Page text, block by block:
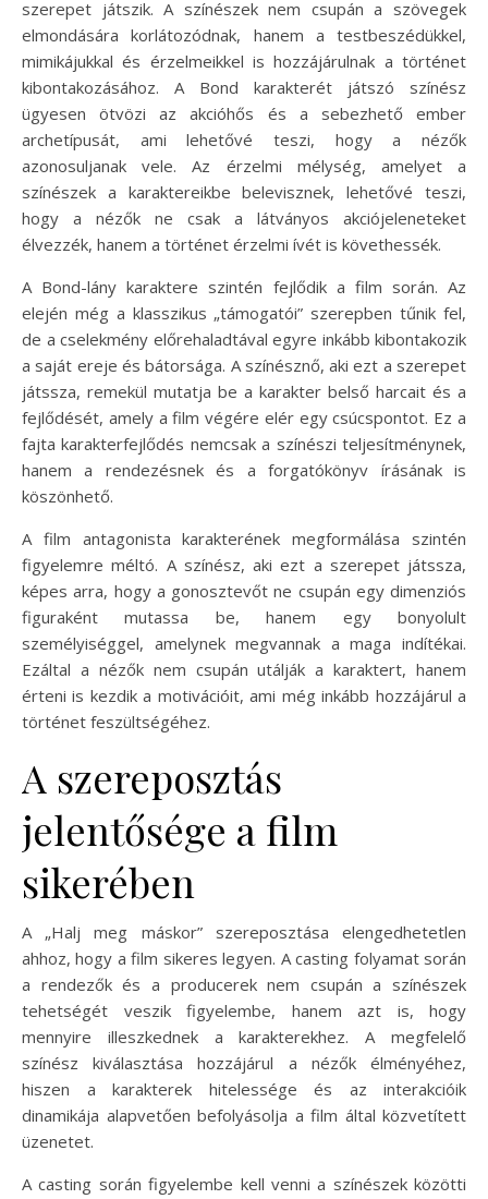
szerepet játszik. A színészek nem csupán a szövegek
elmondására korlátozódnak, hanem a testbeszédükkel,
mimikájukkal és érzelmeikkel is hozzájárulnak a történet
kibontakozásához. A Bond karakterét játszó színész
ügyesen ötvözi az akcióhős és a sebezhető ember
archetípusát, ami lehetővé teszi, hogy a nézők
azonosuljanak vele. Az érzelmi mélység, amelyet a
színészek a karaktereikbe belevisznek, lehetővé teszi,
hogy a nézők ne csak a látványos akciójeleneteket
élvezzék, hanem a történet érzelmi ívét is követhessék.
A Bond-lány karaktere szintén fejlődik a film során. Az
elején még a klasszikus „támogatói” szerepben tűnik fel,
de a cselekmény előrehaladtával egyre inkább kibontakozik
a saját ereje és bátorsága. A színésznő, aki ezt a szerepet
játssza, remekül mutatja be a karakter belső harcait és a
fejlődését, amely a film végére elér egy csúcspontot. Ez a
fajta karakterfejlődés nemcsak a színészi teljesítménynek,
hanem a rendezésnek és a forgatókönyv írásának is
köszönhető.
A film antagonista karakterének megformálása szintén
figyelemre méltó. A színész, aki ezt a szerepet játssza,
képes arra, hogy a gonosztevőt ne csupán egy dimenziós
figuraként mutassa be, hanem egy bonyolult
személyiséggel, amelynek megvannak a maga indítékai.
Ezáltal a nézők nem csupán utálják a karaktert, hanem
érteni is kezdik a motivációit, ami még inkább hozzájárul a
történet feszültségéhez.
A szereposztás
jelentősége a film
sikerében
A „Halj meg máskor” szereposztása elengedhetetlen
ahhoz, hogy a film sikeres legyen. A casting folyamat során
a rendezők és a producerek nem csupán a színészek
tehetségét veszik figyelembe, hanem azt is, hogy
mennyire illeszkednek a karakterekhez. A megfelelő
színész kiválasztása hozzájárul a nézők élményéhez,
hiszen a karakterek hitelessége és az interakcióik
dinamikája alapvetően befolyásolja a film által közvetített
üzenetet.
A casting során figyelembe kell venni a színészek közötti